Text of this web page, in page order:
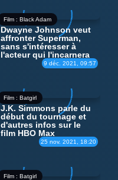
Film : Black Adam
9 déc. 2021, 09:57
Dwayne Johnson veut
affronter Superman,
sans s'intéresser à
l'acteur qui l'incarnera
Film : Batgirl
25 nov. 2021, 18:20
J.K. Simmons parle du
début du tournage et
d'autres infos sur le
film HBO Max
Film : Batgirl